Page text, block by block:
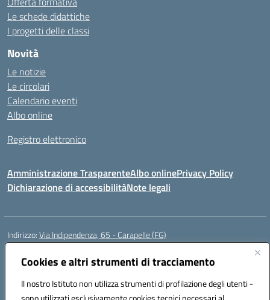
Cookies e altri strumenti di tracciamento
Il nostro Istituto non utilizza strumenti di profilazione degli utenti -
Le schede didattiche
I progetti delle classi
Novità
Le notizie
Le circolari
Calendario eventi
Albo online
Registro elettronico
Amministrazione TrasparenteAlbo onlinePrivacy Policy
Dichiarazione di accessibilitàNote legali
Indirizzo:Via Indipendenza, 65 - Carapelle (FG)
Centralino:
Posta elettronica certificata (PEC):fgic822001@pec.istruzione.it
Codice fiscale: 90015720718
Codice meccanografico:FGIC822001